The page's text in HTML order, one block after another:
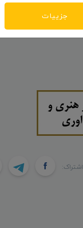
اشتراک:
جزییات